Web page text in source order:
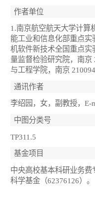
作者单位
1.南京航空航天大学计算
能工业和信息化部重点实
机软件新技术全国重点实
量监督检验研究院，南京
与工程学院，南京 210094
通讯作者
李绍园，女，副教授，E-
中图分类号
TP311.5
基金项目
中央高校基本科研业务费
科学基金（62376126）。